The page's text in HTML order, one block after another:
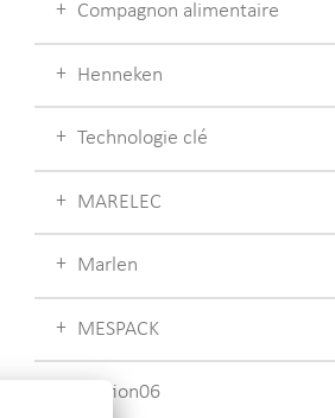
Compagnon alimentaire
Henneken
Technologie clé
MARELEC
Marlen
MESPACK
Motion06